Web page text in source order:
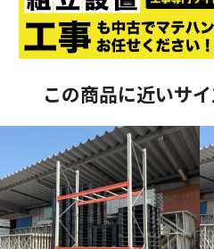
この商品に近いサ